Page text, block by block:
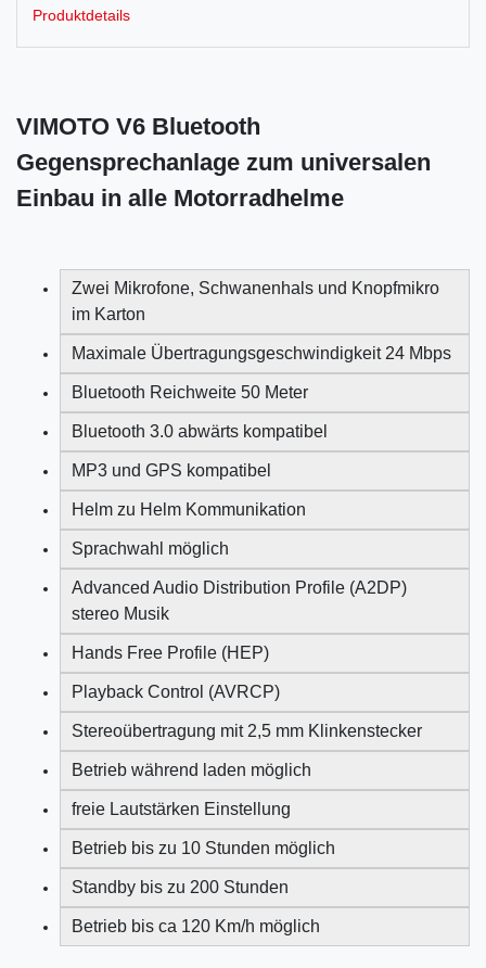
Produktdetails
VIMOTO V6 Bluetooth
Gegensprechanlage zum universalen
Einbau in alle Motorradhelme
Zwei Mikrofone, Schwanenhals und Knopfmikro
im Karton
Maximale Übertragungsgeschwindigkeit 24 Mbps
Bluetooth Reichweite 50 Meter
Bluetooth 3.0 abwärts kompatibel
MP3 und GPS kompatibel
Helm zu Helm Kommunikation
Sprachwahl möglich
Advanced Audio Distribution Profile (A2DP)
stereo Musik
Hands Free Profile (HEP)
Playback Control (AVRCP)
Stereoübertragung mit 2,5 mm Klinkenstecker
Betrieb während laden möglich
freie Lautstärken Einstellung
Betrieb bis zu 10 Stunden möglich
Standby bis zu 200 Stunden
Betrieb bis ca 120 Km/h möglich